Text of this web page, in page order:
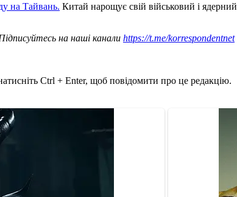
на Тайвань. Китай нарощує свій військовий і
на наші канали https://t.me/korrespondentnet
Ctrl + Enter, щоб повідомити про це редакцію.